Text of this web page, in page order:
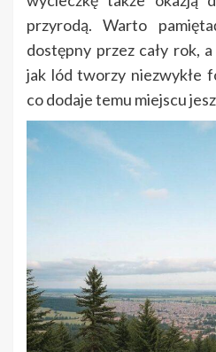
przyrodą. Warto
dostępny przez cały rok,
jak lód tworzy niezwykłe
co dodaje temu miejscu